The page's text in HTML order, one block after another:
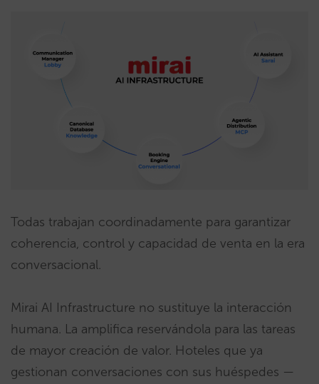
Todas trabajan coordinadamente para garantizar
coherencia, control y capacidad de venta en la era
conversacional.
Mirai AI Infrastructure no sustituye la interacción
humana. La amplifica reservándola para las tareas
de mayor creación de valor. Hoteles que ya
gestionan conversaciones con sus huéspedes —